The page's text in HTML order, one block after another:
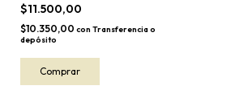
$11.500,00
$10.350,00 con Transferencia o
depósito